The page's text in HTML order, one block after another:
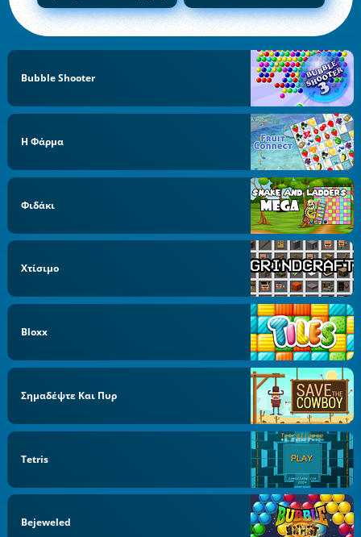
Bubble Shooter
Η Φάρμα
Φιδάκι
Χτίσιμο
Bloxx
Σημαδέψτε Και Πυρ
Tetris
Bejeweled